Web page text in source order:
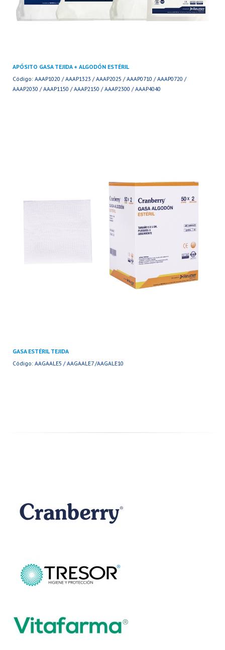
APÓSITO GASA TEJIDA + ALGODÓN ESTÉRIL
Código: AAAP1020 / AAAP1323 / AAAP2025 / AAAP0710 / AAAP0720 /
AAAP2030 / AAAP1150 / AAAP2150 / AAAP2300 / AAAP4040
GASA ESTÉRIL TEJIDA
Código: AAGAALE5 / AAGAALE7 /AAGALE10